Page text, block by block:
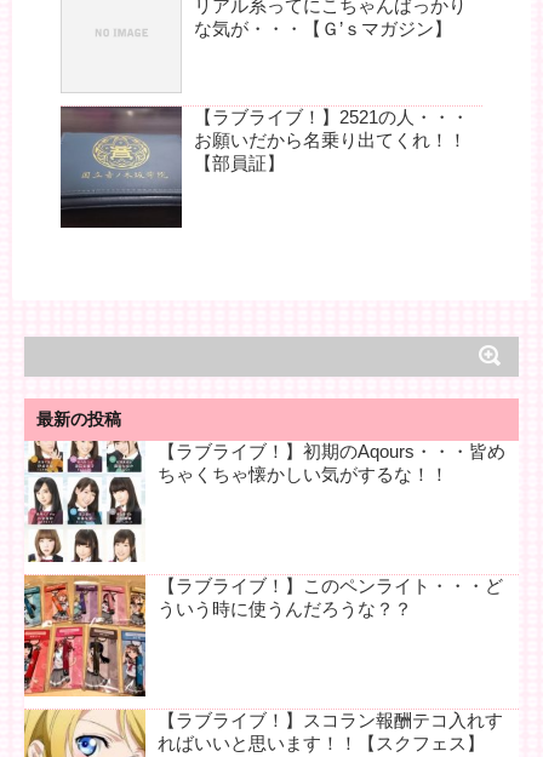
リアル系ってにこちゃんばっかり
な気が・・・【Ｇ’ｓマガジン】
【ラブライブ！】2521の人・・・
お願いだから名乗り出てくれ！！
【部員証】
最新の投稿
【ラブライブ！】初期のAqours・・・皆め
ちゃくちゃ懐かしい気がするな！！
【ラブライブ！】このペンライト・・・ど
ういう時に使うんだろうな？？
【ラブライブ！】スコラン報酬テコ入れす
ればいいと思います！！【スクフェス】